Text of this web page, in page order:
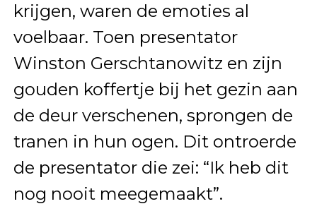
krijgen, waren de emoties al
voelbaar. Toen presentator
Winston Gerschtanowitz en zijn
gouden koffertje bij het gezin aan
de deur verschenen, sprongen de
tranen in hun ogen. Dit ontroerde
de presentator die zei: “Ik heb dit
nog nooit meegemaakt”.